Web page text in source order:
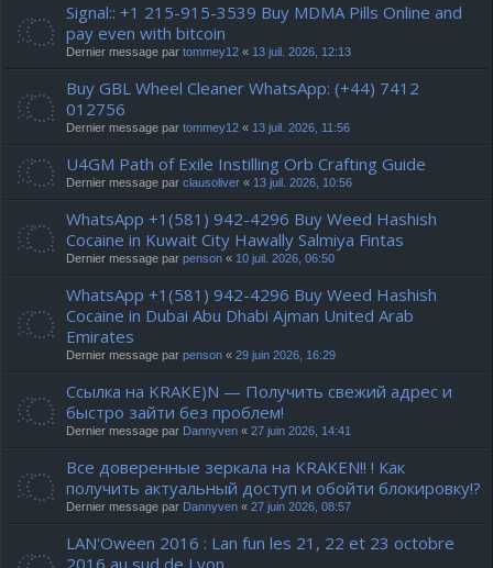
Signal:: +1 215-915-3539 Buy MDMA Pills Online and
pay even with bitcoin
Dernier message par tommey12 « 13 juil. 2026, 12:13
Buy GBL Wheel Cleaner WhatsApp: (+44) 7412
012756
Dernier message par tommey12 « 13 juil. 2026, 11:56
U4GM Path of Exile Instilling Orb Crafting Guide
Dernier message par clausoliver « 13 juil. 2026, 10:56
WhatsApp +1(581) 942-4296 Buy Weed Hashish
Cocaine in Kuwait City Hawally Salmiya Fintas
Dernier message par penson « 10 juil. 2026, 06:50
WhatsApp +1(581) 942-4296 Buy Weed Hashish
Cocaine in Dubai Abu Dhabi Ajman United Arab
Emirates
Dernier message par penson « 29 juin 2026, 16:29
Ссылка на KRAKE)N — Получить свежий адрес и
быстро зайти без проблем!
Dernier message par Dannyven « 27 juin 2026, 14:41
Все доверенные зеркала на KRAKEN!! ! Как
получить актуальный доступ и обойти блокировку!?
Dernier message par Dannyven « 27 juin 2026, 08:57
LAN'Oween 2016 : Lan fun les 21, 22 et 23 octobre
2016 au sud de Lyon